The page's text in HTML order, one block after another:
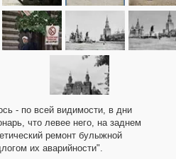
- по всей видимости, в дни
что левее него, на заднем
ремонт булыжной
их аварийности".